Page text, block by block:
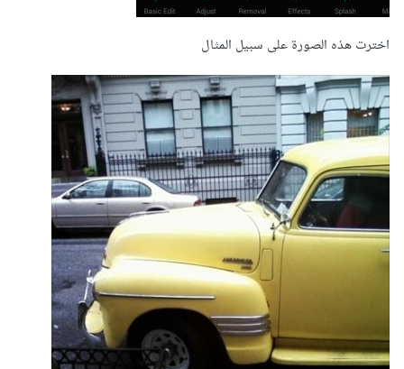
اخترت هذه الصورة على سبيل المثال